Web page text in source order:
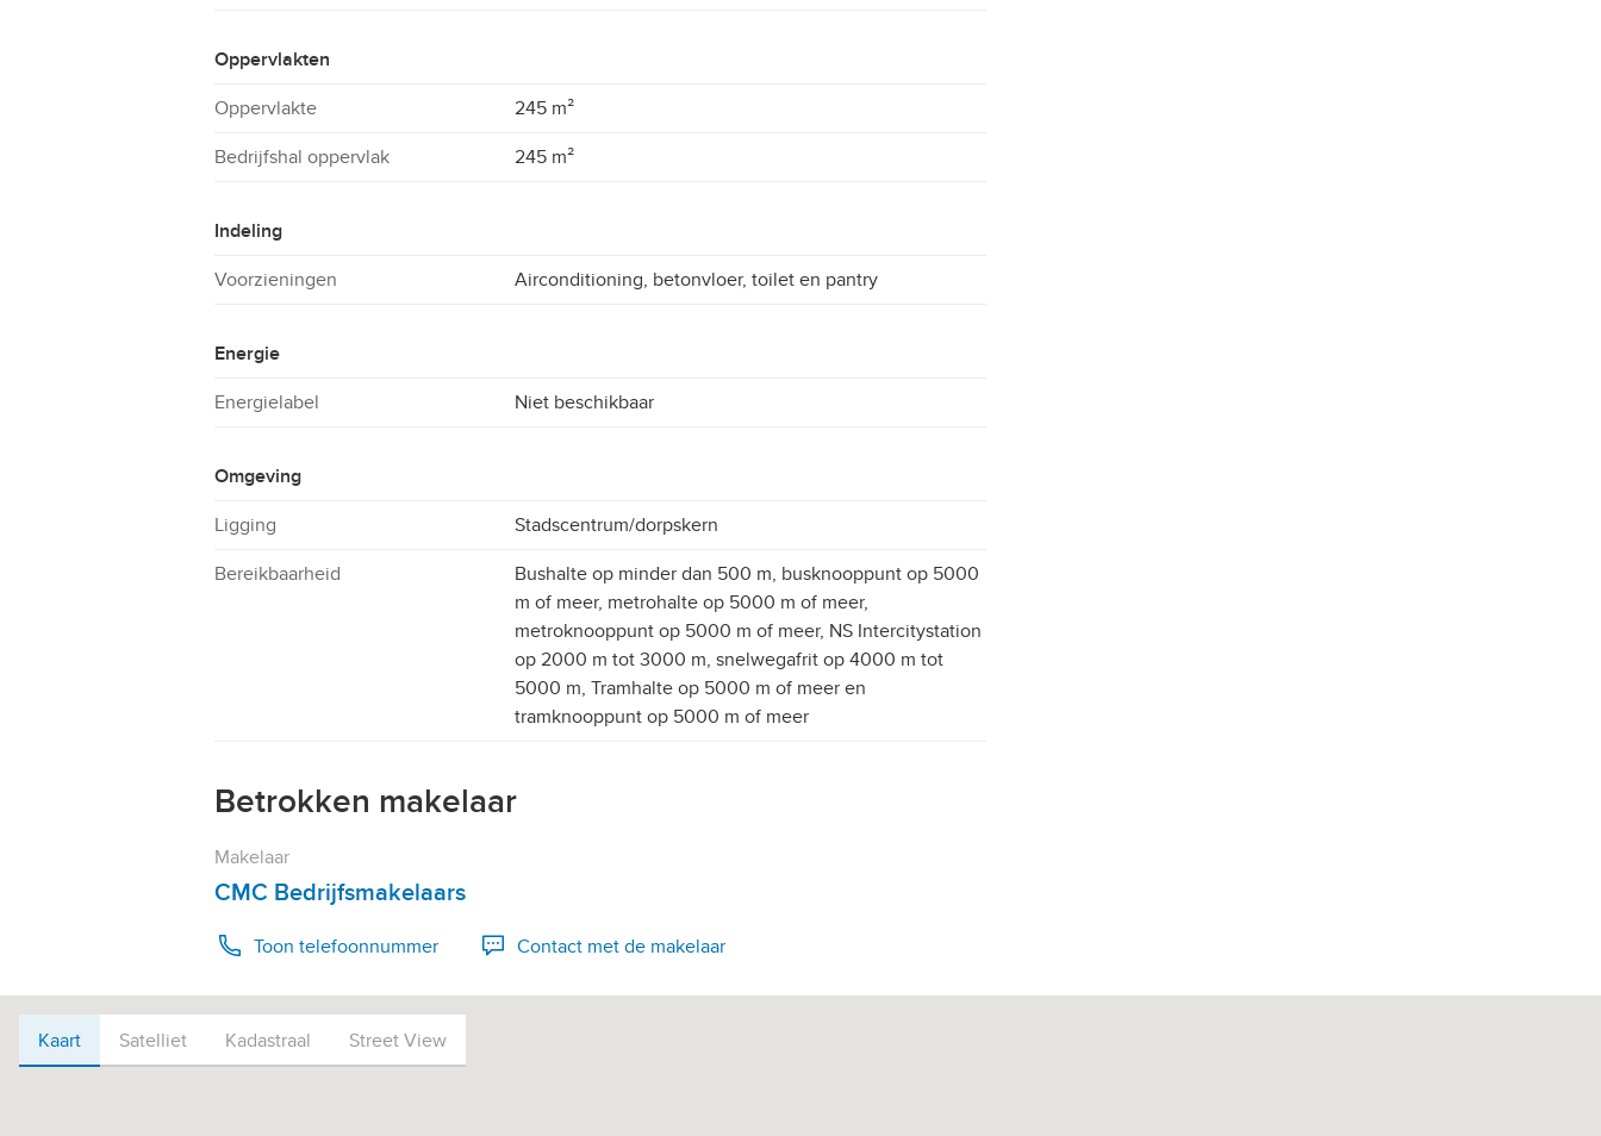
Oppervlakten
Oppervlakte 245 m²
Bedrijfshal oppervlak 245 m²
Indeling
Voorzieningen Airconditioning, betonvloer, toilet en pantry
Energie
Energielabel Niet beschikbaar
Omgeving
Ligging Stadscentrum/dorpskern
Bereikbaarheid
Bushalte op minder dan 500 m, busknooppunt op 5000
m of meer, metrohalte op 5000 m of meer,
metroknooppunt op 5000 m of meer, NS Intercitystation
op 2000 m tot 3000 m, snelwegafrit op 4000 m tot
5000 m, Tramhalte op 5000 m of meer en
tramknooppunt op 5000 m of meer
Betrokken makelaar
Makelaar
CMC Bedrijfsmakelaars
Toon telefoonnummer
Bel +31 318-501000
Contact met de makelaar
Kaart
Kaart Satelliet Kadastraal Street View